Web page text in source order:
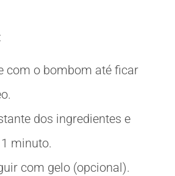
com o bombom até ficar
dos ingredientes e
minuto.
com gelo (opcional).